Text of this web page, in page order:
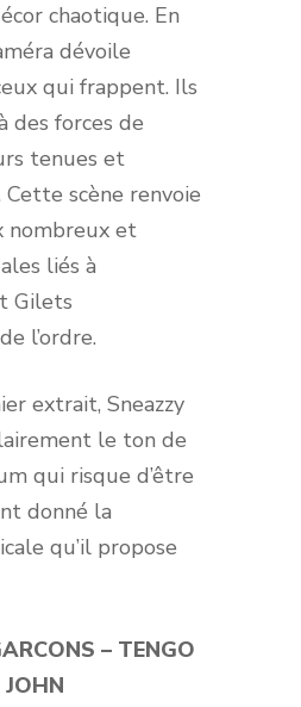
chaotique. En
dévoile
qui frappent. Ils
des forces de
tenues et
scène renvoie
nombreux et
liés à
Gilets
l’ordre.
extrait, Sneazzy
le ton de
qui risque d’être
donné la
qu’il propose
– TENGO
JOHN